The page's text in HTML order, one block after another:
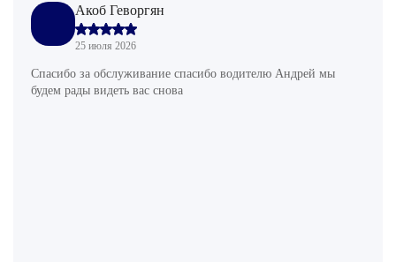
Акоб Геворгян
25 июля 2026
Спасибо за обслуживание спасибо водителю Андрей мы
будем рады видеть вас снова